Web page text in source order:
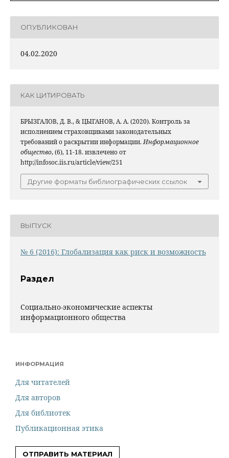
ОПУБЛИКОВАН
04.02.2020
КАК ЦИТИРОВАТЬ
БРЫЗГАЛОВ, Д. В., & ЦЫГАНОВ, А. А. (2020). Контроль за
исполнением страховщиками законодательных
требований о раскрытии информации.Информационное
общество, (6), 11-18. извлечено от
http://infosoc.iis.ru/article/view/251
Другие форматы библиографических ссылок
ВЫПУСК
№ 6 (2016): Глобализация как риск и возможность
Раздел
Социально-экономические аспекты
информационного общества
ИНФОРМАЦИЯ
Для читателей
Для авторов
Для библиотек
Публикационная этика
ОТПРАВИТЬ МАТЕРИАЛ